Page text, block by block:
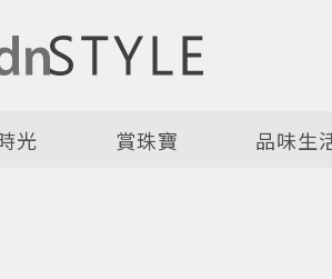
光 賞珠寶 品味生